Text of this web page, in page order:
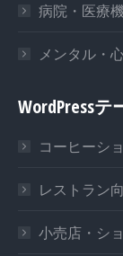
病院・医療
メンタル・
WordPressテ
コーヒーシ
レストラン
小売店・シ